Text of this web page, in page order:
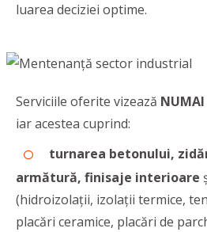
luarea deciziei optime.
Serviciile oferite vizează NUMAI
iar acestea cuprind:
turnarea betonului,
armătură, finisaje interioare
(hidroizolații, izolații termice,
placări ceramice, placări de